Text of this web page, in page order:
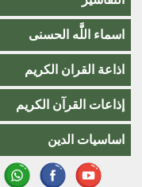
اسماء اللَّٰه الحسنى
اذاعة القران الكريم
إذاعات القرآن الكريم
اساسيات الدين